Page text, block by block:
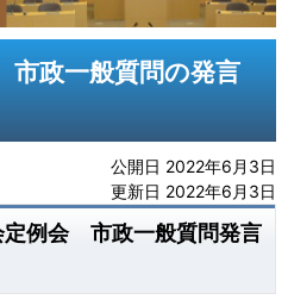
政一般質問の発言
公開日 2022年6月3日
更新日 2022年6月3日
例会 市政一般質問発言